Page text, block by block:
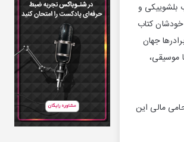
بلشوییکی و
خودشان کتاب
جهان
موسیقی،
مالی این